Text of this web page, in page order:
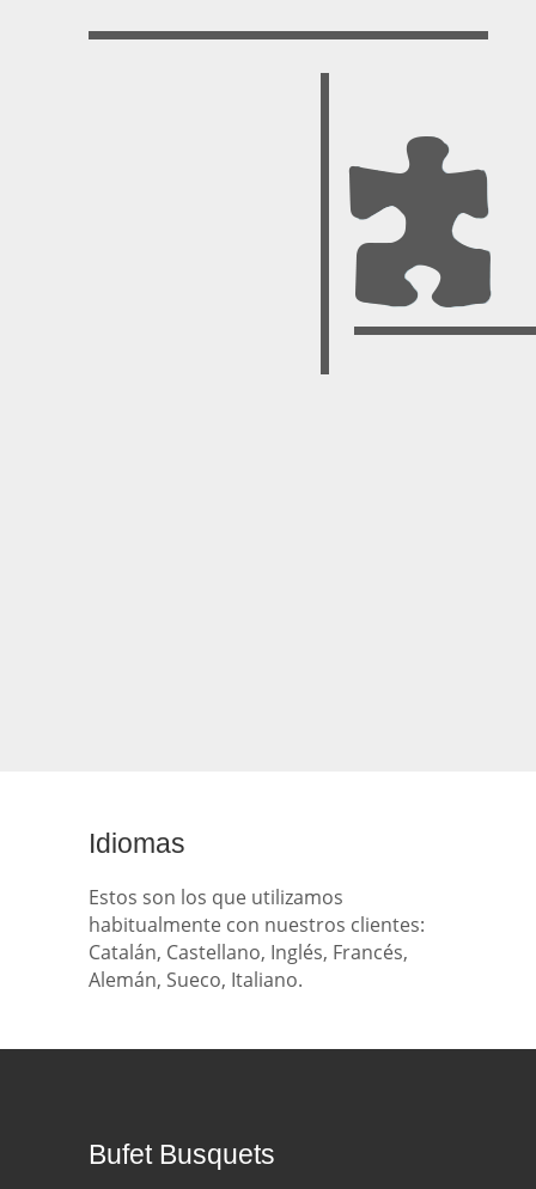
Idiomas
Estos son los que utilizamos
habitualmente con nuestros clientes:
Catalán, Castellano, Inglés, Francés,
Alemán, Sueco, Italiano.
Bufet Busquets